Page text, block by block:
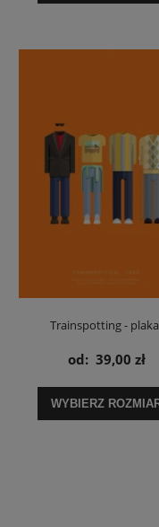
Trainspotting -
od: 39,00 zł
WYBIERZ